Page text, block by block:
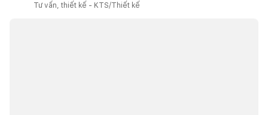
Tư vấn, thiết kế - KTS/Thiết kế